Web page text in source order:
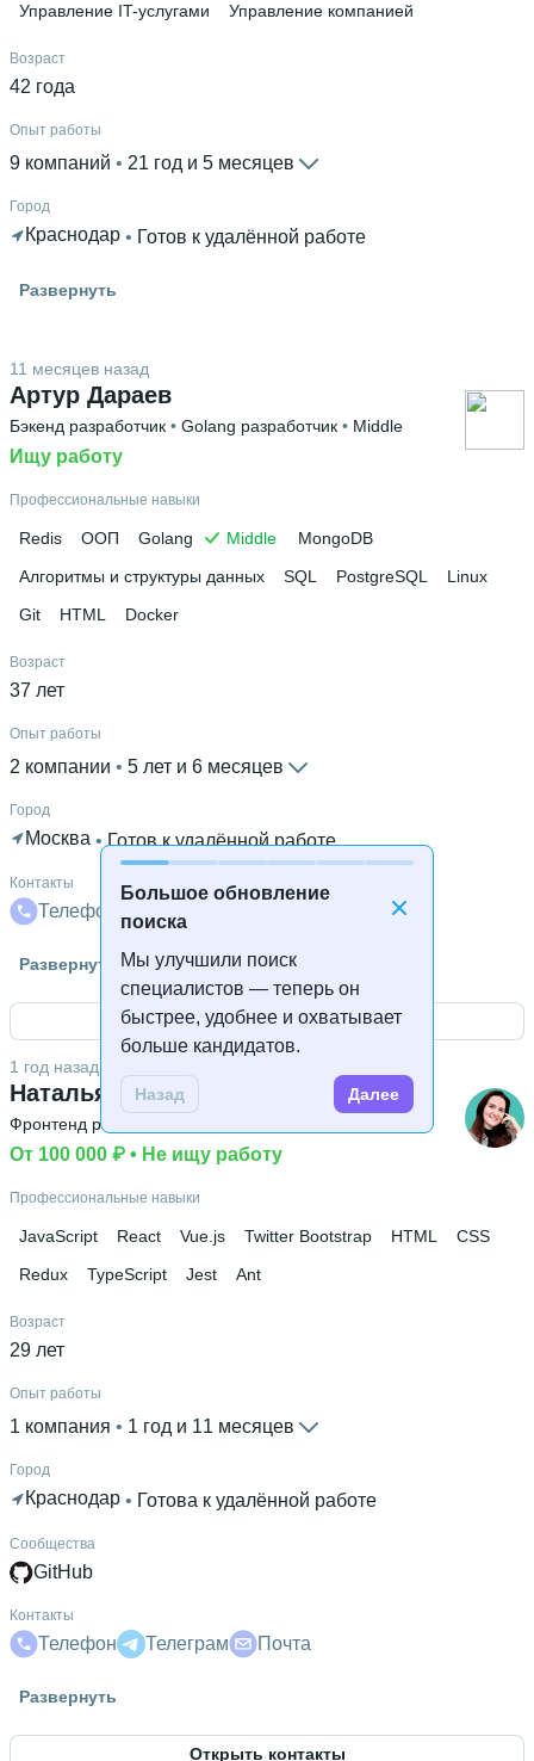
Большое обновление
поиска
Мы улучшили поиск
специалистов — теперь он
быстрее, удобнее и охватывает
больше кандидатов.
Назад Далее
Управление IT-услугами
Управление компанией
Возраст
42 года
Опыт работы
9 компаний 21 год и 5 месяцев
Город
Краснодар • Готов к удалённой работе
Ещё 2 в профиле
Развернуть
Артур Дараев
11 месяцев назад
Бэкенд разработчик • Golang разработчик • Middle
Ищу работу
Профессиональные навыки
Redis ООП Golang Middle
MongoDB
Алгоритмы и структуры данных
SQL PostgreSQL
Linux
Git
HTML Docker
Возраст
37 лет
Опыт работы
2 компании 5 лет и 6 месяцев
Город
Москва • Готов к удалённой работе
Контакты
Телефон
Гражданство
Английский В1
Дополнительное образование
Факультет автоматизации и прикладной информатики
(ФАПИ)
Развернуть
Открыть контакты
Наталья Нуйкина
1 год назад
Фронтенд разработчик
От 100 000 ₽ • Не ищу работу
Профессиональные навыки
JavaScript React Vue.js Twitter Bootstrap HTML
CSS
Redux
TypeScript Jest Ant
Возраст
29 лет
Опыт работы
1 компания 1 год и 11 месяцев
Город
Краснодар • Готова к удалённой работе
Сообщества
GitHub
Контакты
Телефон Телеграм Почта
Развернуть
Открыть контакты